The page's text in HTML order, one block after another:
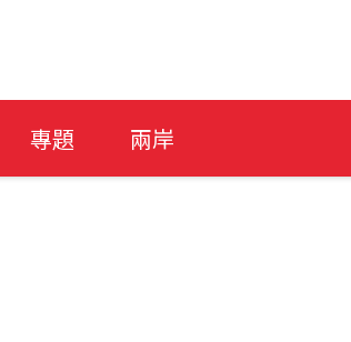
專題 兩岸